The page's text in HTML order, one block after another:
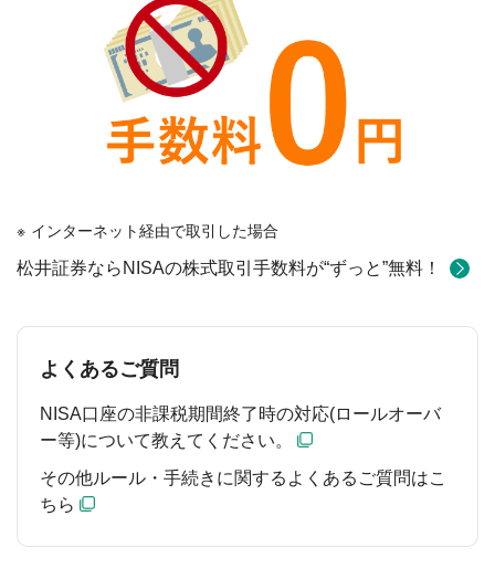
インターネット経由で取引した場合
松井証券ならNISAの株式取引手数料が“ずっと”無料！
よくあるご質問
NISA口座の非課税期間終了時の対応(ロールオーバ
ー等)について教えてください。
その他ルール・手続きに関するよくあるご質問はこ
ちら